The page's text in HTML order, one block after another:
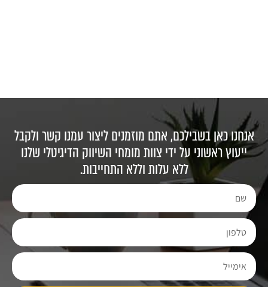
אנחנו כאן בשבילכם, אתם מוזמנים ליצור עמנו קשר ולקבל
ייעוץ ראשוני על ידי צוות מומחי השיווק הדיגיטלי שלנו
ללא עלות וללא התחייבות.